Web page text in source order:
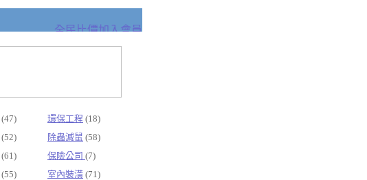
(47) 環保工程 (18)
(52) 除蟲滅鼠 (58)
(61) 保險公司 (7)
(55) 室內裝潢 (71)